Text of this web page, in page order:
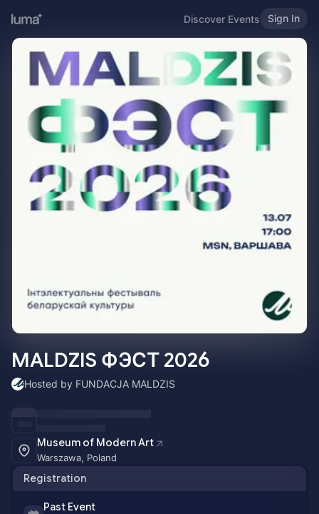
Discover Events Sign In
MALDZIS ФЭСТ 2026
Hosted by FUNDACJA MALDZIS
Museum of Modern Art
Warszawa, Poland
Registration
Past Event